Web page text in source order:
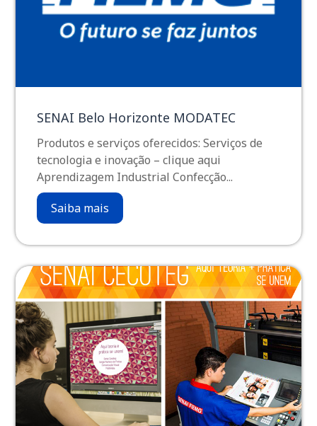
SENAI Belo Horizonte MODATEC
Produtos e serviços oferecidos: Serviços de
tecnologia e inovação – clique aqui
Aprendizagem Industrial Confecção...
Saiba mais